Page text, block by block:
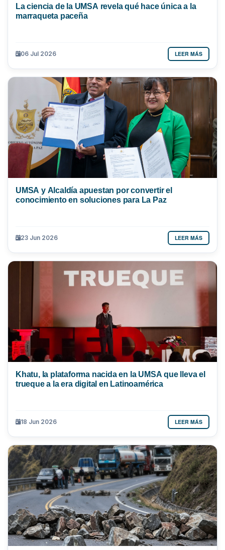
La ciencia de la UMSA revela qué hace única a la
marraqueta paceña
06 Jul 2026 LEER MÁS
UMSA y Alcaldía apuestan por convertir el
conocimiento en soluciones para La Paz
23 Jun 2026 LEER MÁS
Khatu, la plataforma nacida en la UMSA que lleva el
trueque a la era digital en Latinoamérica
18 Jun 2026 LEER MÁS